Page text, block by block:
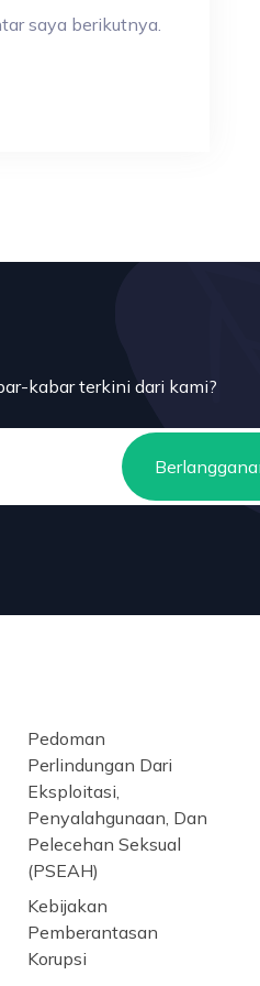
saya berikutnya.
kabar terkini dari kami?
Pedoman
Perlindungan Dari
Eksploitasi,
Penyalahgunaan, Dan
Pelecehan Seksual
(PSEAH)
Kebijakan
Pemberantasan
Korupsi